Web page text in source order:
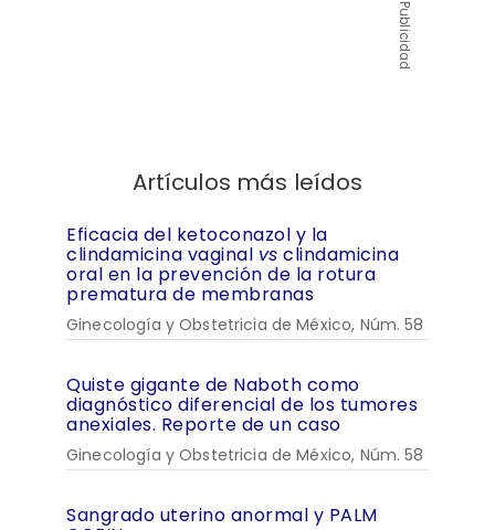
Publicidad
Artículos más leídos
Eficacia del ketoconazol y la
clindamicina vaginal vs clindamicina
oral en la prevención de la rotura
prematura de membranas
Ginecología y Obstetricia de México, Núm. 58
Quiste gigante de Naboth como
diagnóstico diferencial de los tumores
anexiales. Reporte de un caso
Ginecología y Obstetricia de México, Núm. 58
Sangrado uterino anormal y PALM